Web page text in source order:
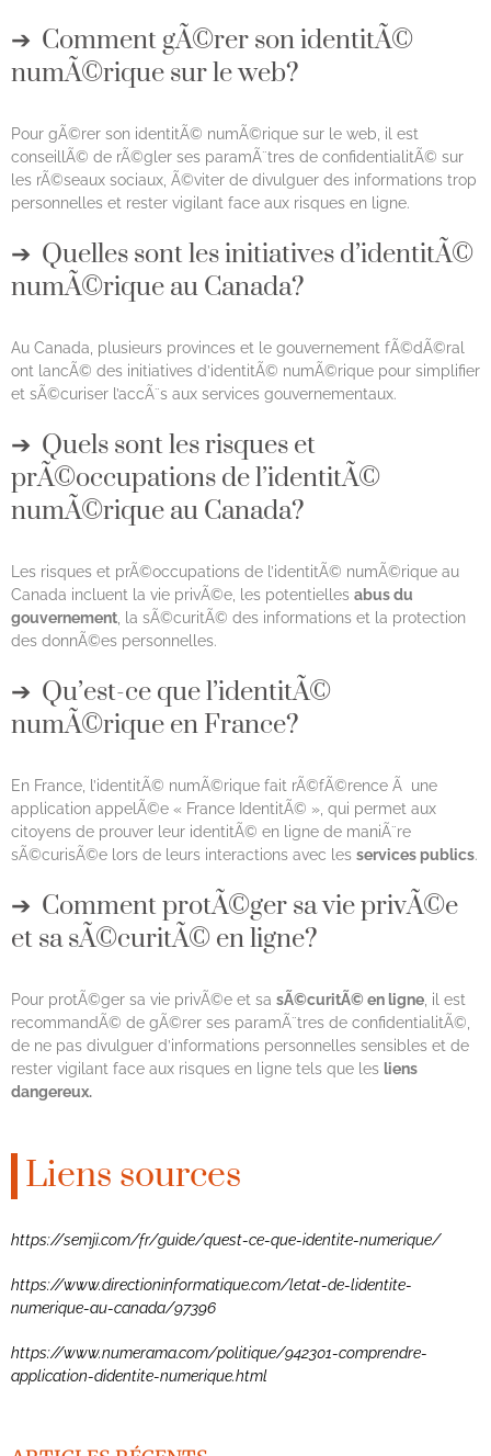
Comment gÃ©rer son identitÃ©
numÃ©rique sur le web?
Pour gÃ©rer son identitÃ© numÃ©rique sur le web, il est
conseillÃ© de rÃ©gler ses paramÃ¨tres de confidentialitÃ© sur
les rÃ©seaux sociaux, Ã©viter de divulguer des informations trop
personnelles et rester vigilant face aux risques en ligne.
Quelles sont les initiatives d’identitÃ©
numÃ©rique au Canada?
Au Canada, plusieurs provinces et le gouvernement fÃ©dÃ©ral
ont lancÃ© des initiatives d’identitÃ© numÃ©rique pour simplifier
et sÃ©curiser l’accÃ¨s aux services gouvernementaux.
Quels sont les risques et
prÃ©occupations de l’identitÃ©
numÃ©rique au Canada?
Les risques et prÃ©occupations de l’identitÃ© numÃ©rique au
Canada incluent la vie privÃ©e, les potentielles abus du
gouvernement , la sÃ©curitÃ© des informations et la protection
des donnÃ©es personnelles.
Qu’est-ce que l’identitÃ©
numÃ©rique en France?
En France, l’identitÃ© numÃ©rique fait rÃ©fÃ©rence Ã une
application appelÃ©e « France IdentitÃ© », qui permet aux
citoyens de prouver leur identitÃ© en ligne de maniÃ¨re
sÃ©curisÃ©e lors de leurs interactions avec les services publics.
Comment protÃ©ger sa vie privÃ©e
et sa sÃ©curitÃ© en ligne?
Pour protÃ©ger sa vie privÃ©e et sa sÃ©curitÃ© en ligne , il est
recommandÃ© de gÃ©rer ses paramÃ¨tres de confidentialitÃ©,
de ne pas divulguer d’informations personnelles sensibles et de
rester vigilant face aux risques en ligne tels que les liens
dangereux.
Liens sources
https://semji.com/fr/guide/quest-ce-que-identite-numerique/
https://www.directioninformatique.com/letat-de-lidentite-
numerique-au-canada/97396
https://www.numerama.com/politique/942301-comprendre-
application-didentite-numerique.html